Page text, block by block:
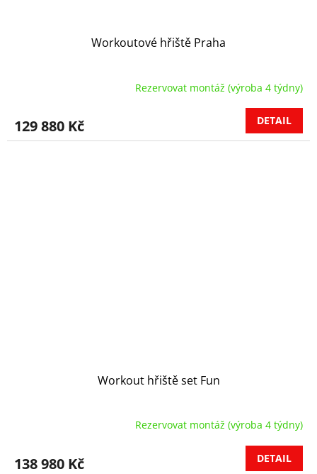
Workoutové hřiště Praha
Rezervovat montáž (výroba 4 týdny)
129 880 Kč DETAIL
Workout hřiště set Fun
Rezervovat montáž (výroba 4 týdny)
138 980 Kč DETAIL